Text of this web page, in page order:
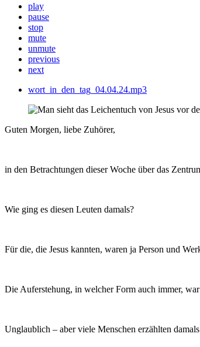
play
pause
stop
mute
unmute
previous
next
wort_in_den_tag_04.04.24.mp3
Guten Morgen, liebe Zuhörer,
in den Betrachtungen dieser Woche über das
Wie ging es diesen Leuten damals?
Für die, die Jesus kannten, waren ja Person und
Die Auferstehung, in welcher Form auch immer,
Unglaublich – aber viele Menschen erzählten